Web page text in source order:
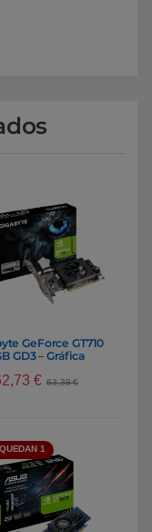
GeForce GT710
GD3 – Gráfica
€ 63,38€
1